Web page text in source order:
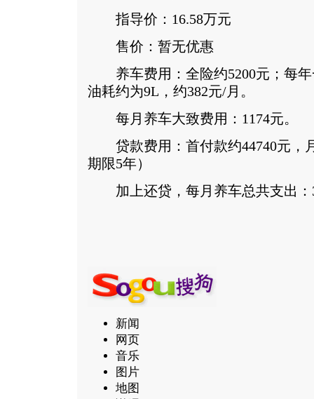
指导价：16.58万元
售价：暂无优惠
养车费用：全险约5200元；每年
油耗约为9L，约382元/月。
每月养车大致费用：1174元。
贷款费用：首付款约44740元，
期限5年）
加上还贷，每月养车总共支出：
新闻
网页
音乐
图片
地图